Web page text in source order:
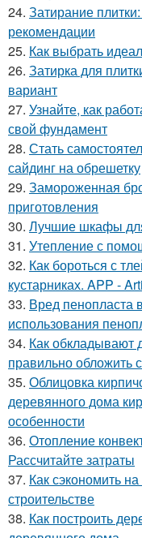
24. Затирание
рекомендации
25. Как выбрать
26. Затирка для
вариант
27. Узнайте, как
свой фундамент
28. Стать
сайдинг на обрешетку
29. Замороженная
приготовления
30. Лучшие шкафы
31. Утепление с
32. Как бороться с
кустарниках. APP -
33. Вред пенопласта
использования
34. Как обкладывают
правильно обложить
35. Облицовка
деревянного дома
особенности
36. Отопление
Рассчитайте затраты
37. Как сэкономить
строительстве
38. Как построить